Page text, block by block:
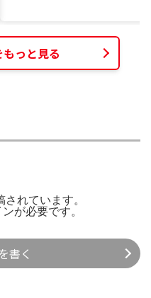
っと見る
れています。
ンが必要です。
書く